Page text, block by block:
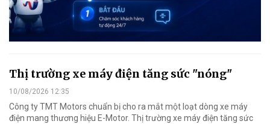
Thị trường xe máy điện tăng sức "nóng"
10/08/2026 12:35
Công ty TMT Motors chuẩn bị cho ra mắt một loạt dòng xe máy
điện mang thương hiệu E-Motor. Thị trường xe máy điện tăng sức